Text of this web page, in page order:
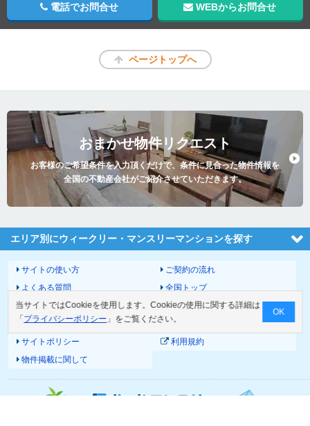
電話でお問合せ WEBからお問合せ
ページトップへ
おまかせ物件リクエスト
お客様のご希望条件を入力頂くだけで、条件に見合った物件情報を
全国の不動産会社がご紹介させていただきます。
エリア別にウィークリー・マンスリーマンションを探す
サイトの使い方
ご契約の流れ
よくある質問
全国トップ
サイトマップ
運営会社
お問い合わせ
個人情報の取扱いについて
サイトポリシー
利用規約
物件掲載に関して
当サイトではCookieを使用します。Cookieの使用に関する詳細は
「 プライバシーポリシー 」をご覧ください。
OK